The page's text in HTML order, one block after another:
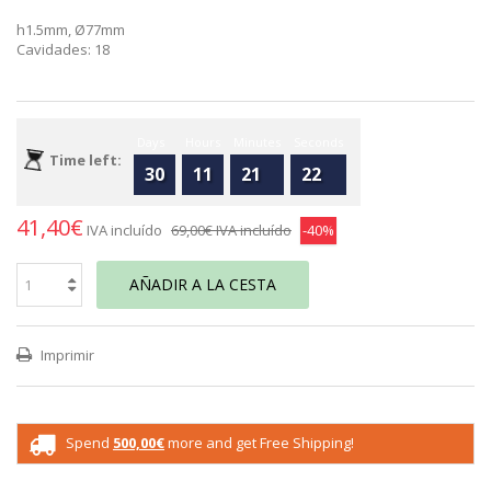
h1.5mm, Ø77mm
Cavidades: 18
Time left:
30 11 21 22
41,40€ IVA incluído 69,00€IVA incluído -40%
AÑADIR A LA CESTA
Imprimir
Spend 500,00€more and get Free Shipping!